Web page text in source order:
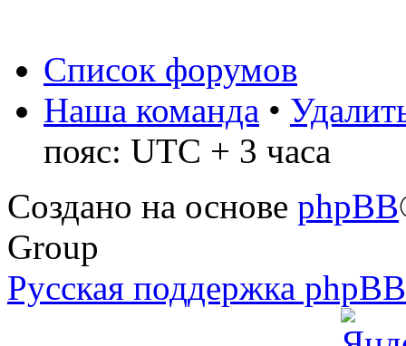
Список форумов
Наша команда •
пояс: UTC + 3 часа
Создано на основе phpBB
Group
Русская поддержка